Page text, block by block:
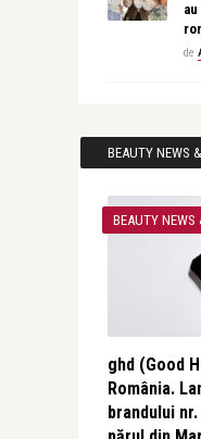
de
BEAUTY NEWS
BEAUTY NEWS
ghd (Good
România.
brandului